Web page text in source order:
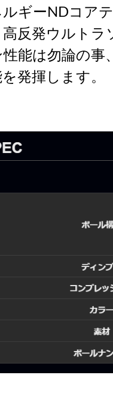
ギーNDコア
高反発ウルト
性能は勿論の事
発揮します。